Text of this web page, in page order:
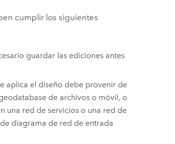
cumplir los siguientes
guardar las ediciones antes
aplica el diseño debe provenir de
de archivos o móvil, o
una red de servicios o una red de
diagrama de red de entrada